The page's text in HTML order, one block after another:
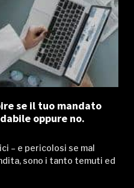
se il tuo mandato
oppure no.
– e pericolosi se mal
sono i tanto temuti ed